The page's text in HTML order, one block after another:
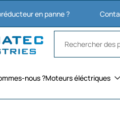
panne ? Contactez nous
nous ?Moteurs éléctriques